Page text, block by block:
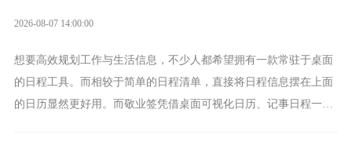
2026-08-07 14:00:00
想要高效规划工作与生活信息，不少人都希望拥有一款常驻于桌面
的日程工具。而相较于简单的日程清单，直接将日程信息摆在上面
的日历显然更好用。而敬业签凭借桌面可视化日历、记事日程一体